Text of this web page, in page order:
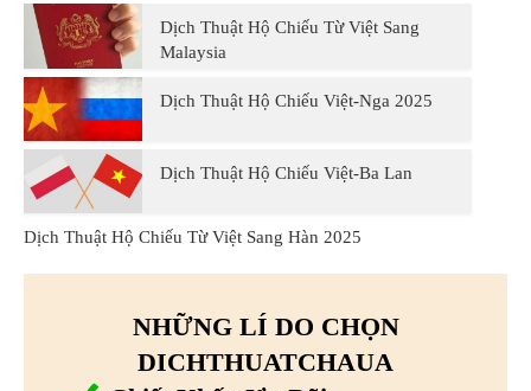
Dịch Thuật Hộ Chiếu Từ Việt Sang
Malaysia
Dịch Thuật Hộ Chiếu Việt-Nga 2025
Dịch Thuật Hộ Chiếu Việt-Ba Lan
Dịch Thuật Hộ Chiếu Từ Việt Sang Hàn 2025
NHỮNG LÍ DO CHỌN
DICHTHUATCHAUA